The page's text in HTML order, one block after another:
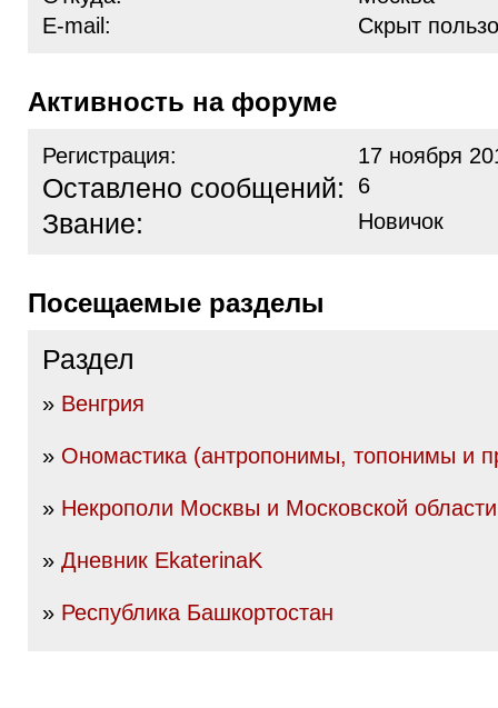
E-mail:
Скрыт
Активность на форуме
Регистрация: 17 ноября
Оставлено сообщений: 6
Звание: Новичок
Посещаемые разделы
Раздел
» Венгрия
» Ономастика (антропонимы, топонимы и
» Некрополи Москвы и Московской области
» Дневник EkaterinaK
» Республика Башкортостан